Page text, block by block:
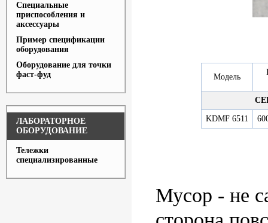
Специальные
приспособления и
аксессуары
Пример спецификации
оборудования
Оборудование для точки
фаст-фуд
ЛАБОРАТОРНОЕ
ОБОРУДОВАНИЕ
Тележки
специализированные
Модель
KDMF 6511
Мусор - не